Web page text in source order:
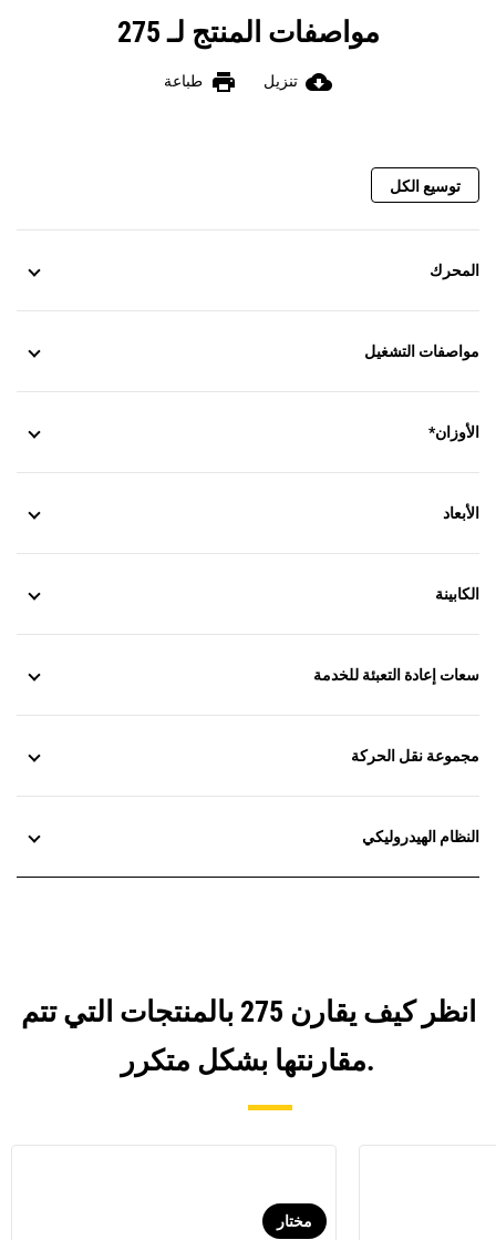
مواصفات المنتج لـ 275
cloud_download تنزيل print طباعة
توسيع الكل
المحرك
مواصفات التشغيل
الأوزان*
الأبعاد
الكابينة
سعات إعادة التعبئة للخدمة
مجموعة نقل الحركة
النظام الهيدروليكي
انظر كيف يقارن 275 بالمنتجات التي تتم
مقارنتها بشكل متكرر.
مختار